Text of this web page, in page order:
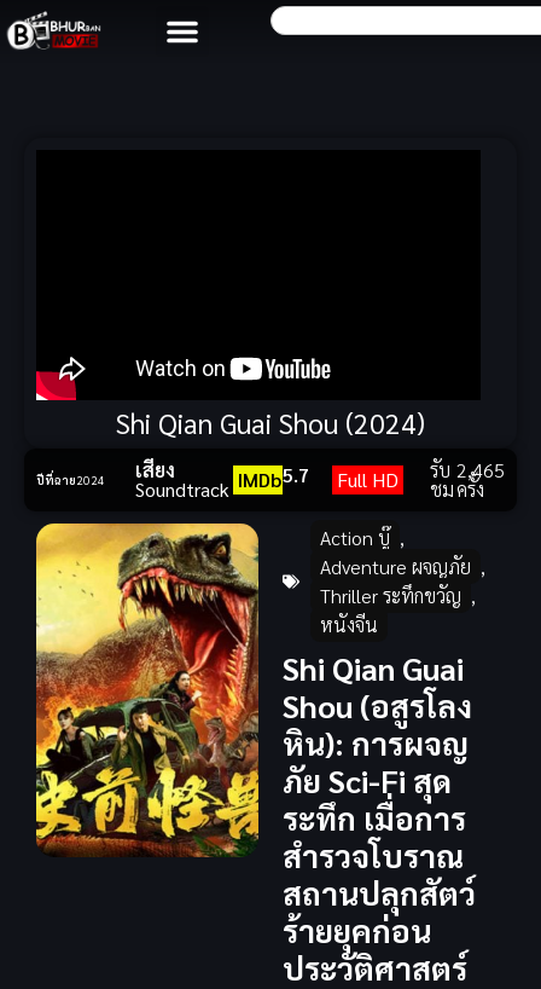
Shi Qian Guai Shou (2024)
ปีที่ฉาย2024 เสียง
Soundtrack IMDb5.7 Full HD รับ
ชม
2,465
ครั้ง
Action บู๊ ,
Adventure ผจญภัย ,
Thriller ระทึกขวัญ ,
หนังจีน
Shi Qian Guai
Shou (อสูรโลง
หิน): การผจญ
ภัย Sci-Fi สุด
ระทึก เมื่อการ
สำรวจโบราณ
สถานปลุกสัตว์
ร้ายยุคก่อน
ประวัติศาสตร์